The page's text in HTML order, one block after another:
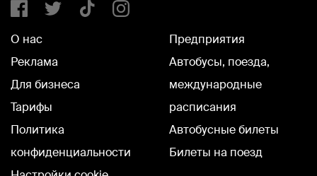
О нас
Реклама
Для бизнеса
Тарифы
Политика
конфиденциальности
Предприятия
Автобусы, поезда,
международные
расписания
Автобусные билеты
Билеты на поезд